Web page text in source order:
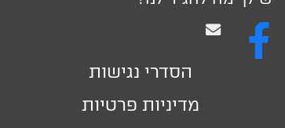
הסדרי נגישות
מדיניות פרטיות